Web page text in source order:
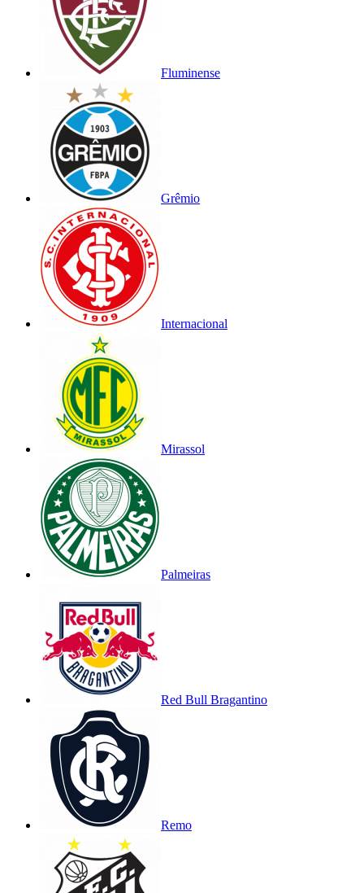
Fluminense
Grêmio
Internacional
Mirassol
Palmeiras
Red Bull Bragantino
Remo